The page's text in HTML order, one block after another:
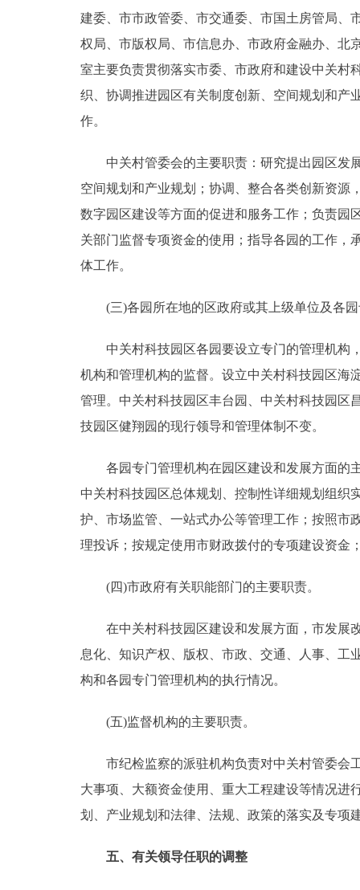
建委、市市政管委、市交通委、市国土房管局、
权局、市版权局、市信息办、市政府金融办、北
室主要负责贯彻落实市委、市政府和建设中关村
织、协调推进园区有关制度创新、空间规划和产
作。
中关村管委会的主要职责：研究提出园区发展
空间规划和产业规划；协调、整合各类创新资源
数字园区建设等方面的促进和服务工作；负责园
关部门监督专项资金的使用；指导各园的工作，
体工作。
(三)各园所在地的区政府或其上级单位及各园
中关村科技园区各园要设立专门的管理机构，
机构和管理机构的监督。设立中关村科技园区海
管理。中关村科技园区丰台园、中关村科技园区
技园区健翔园的现行领导和管理体制不变。
各园专门管理机构在园区建设和发展方面的主
中关村科技园区总体规划、控制性详细规划组织
护、市场监管、一站式办公等管理工作；按照市
理投诉；按规定使用市财政拨付的专项建设资金
(四)市政府有关职能部门的主要职责。
在中关村科技园区建设和发展方面，市发展改
息化、知识产权、版权、市政、交通、人事、工
构和各园专门管理机构的执行情况。
(五)监督机构的主要职责。
市纪检监察的派驻机构负责对中关村管委会工
大事项、大额资金使用、重大工程建设等情况进
划、产业规划和法律、法规、政策的落实及专项
五、有关领导任职的调整